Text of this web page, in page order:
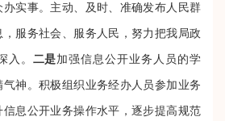
实事。主动、及时、准确发布人民群
服务社会、服务人民，努力把我局政
入。 二是加强信息公开业务人员的学
神。积极组织业务经办人员参加业务
息公开业务操作水平，逐步提高规范